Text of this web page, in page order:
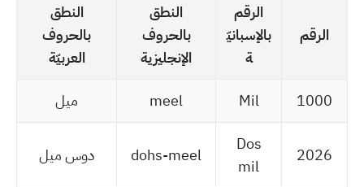
الرقم
الرقم
بالإسبانيّ
ة
النطق
بالحروف
الإنجليزية
النطق
بالحروف
العربيّة
1000
Mil
meel ميل
2026
Dos
mil
dohs-meel دوس ميل